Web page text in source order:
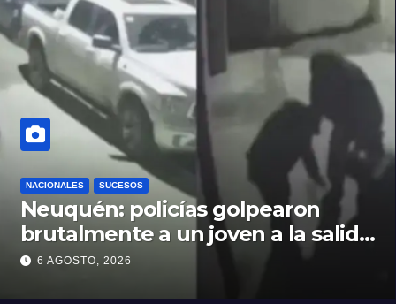
NACIONALES SUCESOS
Neuquén: policías golpearon
brutalmente a un joven a la salida
de un boliche y quedaron
6 AGOSTO, 2026